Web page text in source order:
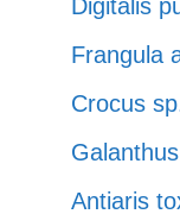
Digitalis
Frangula
Crocus
Antiaris